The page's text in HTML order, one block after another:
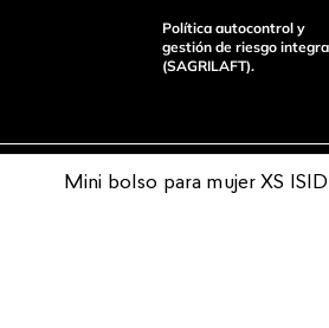
Mini bolso para mujer XS
Política autocontrol y
gestión de riesgo
(SAGRILAFT).
Pagos 100%
Entregas a